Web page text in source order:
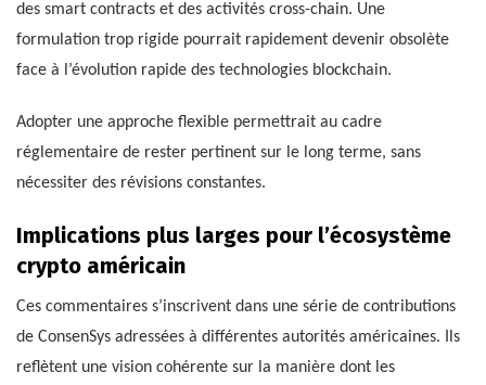
des smart contracts et des activités cross-chain. Une
formulation trop rigide pourrait rapidement devenir obsolète
face à l’évolution rapide des technologies blockchain.
Adopter une approche flexible permettrait au cadre
réglementaire de rester pertinent sur le long terme, sans
nécessiter des révisions constantes.
Implications plus larges pour l’écosystème
crypto américain
Ces commentaires s’inscrivent dans une série de contributions
de ConsenSys adressées à différentes autorités américaines. Ils
reflètent une vision cohérente sur la manière dont les